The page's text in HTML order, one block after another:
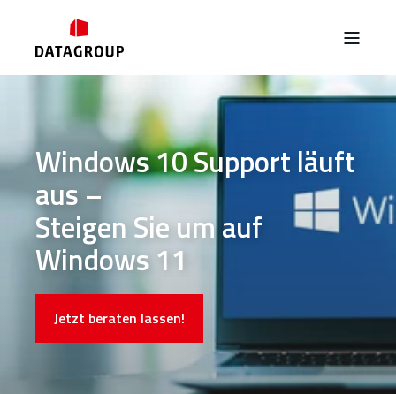
Windows 10 Support läuft
aus –
Steigen Sie um auf
Windows 11
Jetzt beraten lassen!